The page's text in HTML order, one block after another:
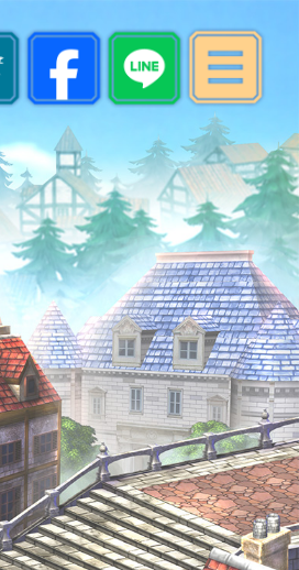
最新消息
遊戲指南
帳號註冊
下載專區
遊戲儲值
會員中心
客服中心